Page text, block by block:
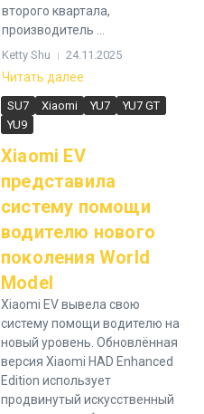
второго квартала,
производитель ...
Ketty Shu 24.11.2025
Читать далее
SU7 Xiaomi YU7
YU7 GT
YU9
Xiaomi EV
представила
систему помощи
водителю нового
поколения World
Model
Xiaomi EV вывела свою
систему помощи водителю на
новый уровень. Обновлённая
версия Xiaomi HAD Enhanced
Edition использует
продвинутый искусственный